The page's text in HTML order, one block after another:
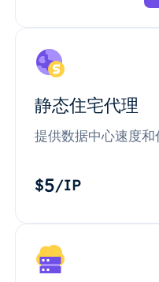
静态住宅代理
提供数据中心速度和
$5/IP